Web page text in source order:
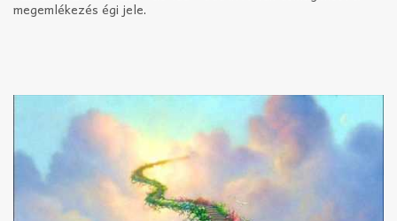
megemlékezés égi jele.